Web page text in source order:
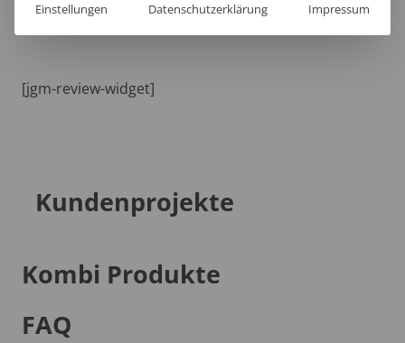
[jgm-review-widget]
Kundenprojekte
Kombi Produkte
FAQ
Einstellungen Datenschutzerklärung Impressum